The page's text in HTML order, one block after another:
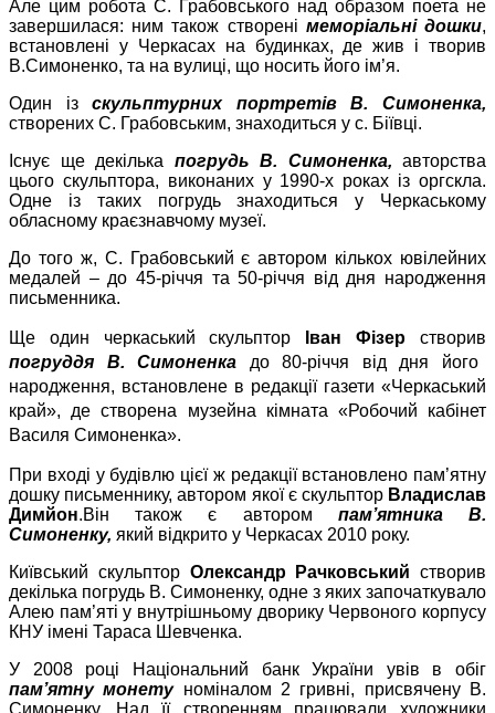
Але цим робота С. Грабовського над образом поета не
завершилася: ним також створені меморіальні дошки,
встановлені у Черкасах на будинках, де жив і творив
В.Симоненко, та на вулиці, що носить його ім’я.
Один ізскульптурних портретів В. Симоненка,
створених С. Грабовським, знаходиться у с. Біївці.
Існує ще декілька погрудь В. Симоненка, авторства
цього скульптора, виконаних у 1990-х роках із оргскла.
Одне із таких погрудь знаходиться у Черкаському
обласному краєзнавчому музеї.
До того ж, С. Грабовський є автором кількох ювілейних
медалей – до 45-річчя та 50-річчя від дня народження
письменника.
Ще один черкаський скульптор Іван Фізер створив
погруддя В. Симоненка до 80-річчя від дня його
народження, встановлене в редакції газети «Черкаський
край», де створена музейна кімната «Робочий кабінет
Василя Симоненка».
При вході у будівлю цієї ж редакції встановлено пам’ятну
дошку письменнику, автором якої є скульптор Владислав
Димйон.Він також є автором пам’ятника В.
Симоненку, який відкрито у Черкасах 2010 року.
Київський скульптор Олександр Рачковський створив
декілька погрудь В. Симоненку, одне з яких започаткувало
Алею пам’яті у внутрішньому дворику Червоного корпусу
КНУ імені Тараса Шевченка.
У 2008 році Національний банк України увів в обіг
пам’ятнумонетуноміналом 2 гривні, присвячену В.
Симоненку. Над її створенням працювали художники